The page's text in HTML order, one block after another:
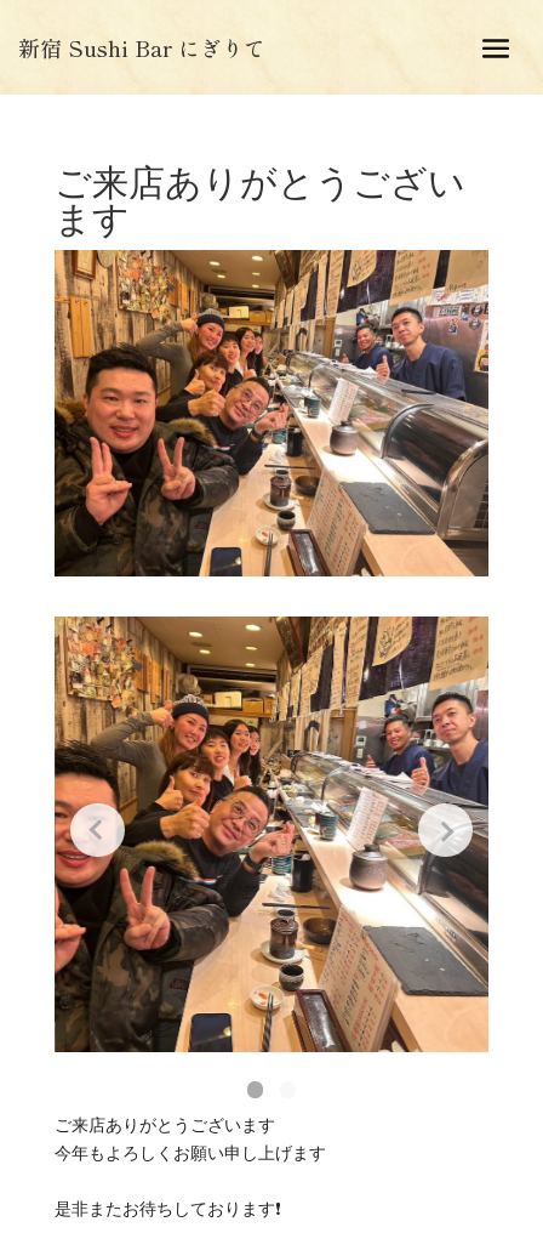
新宿 Sushi Bar にぎりて
ご来店ありがとうござい
ます
ご来店ありがとうございます
今年もよろしくお願い申し上げます
是非またお待ちしております❗️